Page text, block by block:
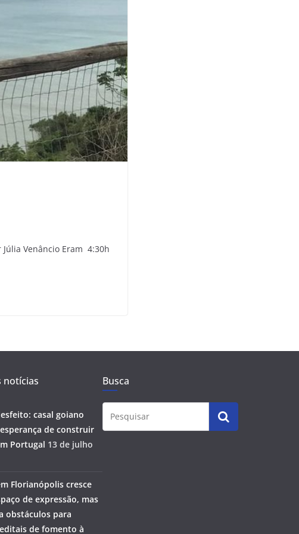
Venâncio Eram 4:30h
notícias
casal goiano
de construir
Portugal 13 de julho
Florianópolis cresce
de expressão, mas
obstáculos para
de fomento à
Busca